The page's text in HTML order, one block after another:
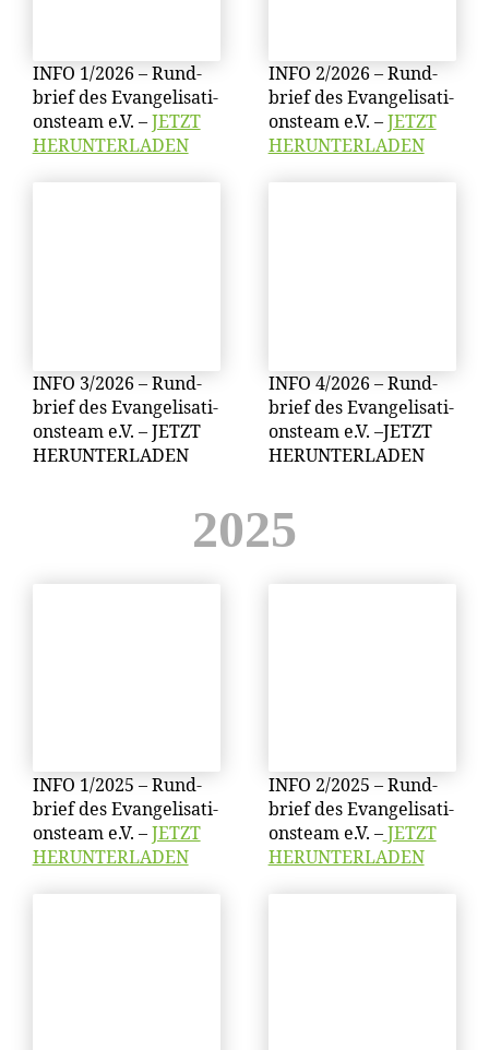
INFO 1/​2026 – Rund­
brief des Evan­ge­li­sa­ti­
ons­team e.V. –JETZT
HERUNTERLADEN
INFO 2/​2026 – Rund­
brief des Evan­ge­li­sa­ti­
ons­team e.V. –JETZT
HERUNTERLADEN
INFO 3/​2026 – Rund­
brief des Evan­ge­li­sa­ti­
ons­team e.V. – JETZT
HERUNTERLADEN
INFO 4/​2026 – Rund­
brief des Evan­ge­li­sa­ti­
ons­team e.V. –JETZT
HERUNTERLADEN
2025
INFO 1/​2025 – Rund­
brief des Evan­ge­li­sa­ti­
ons­team e.V. –JETZT
HERUNTERLADEN
INFO 2/​2025 – Rund­
brief des Evan­ge­li­sa­ti­
ons­team e.V. – JETZT
HERUNTERLADEN